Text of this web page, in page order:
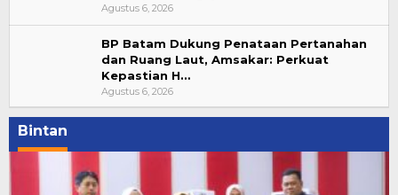
Agustus 6, 2026
BP Batam Dukung Penataan Pertanahan
dan Ruang Laut, Amsakar: Perkuat
Kepastian H…
Agustus 6, 2026
Bintan